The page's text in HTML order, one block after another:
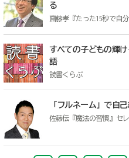
る
齋藤孝『たった15秒で自
すべての子どもの輝
語
読書くらぶ
「フルネーム」で自
佐藤伝『魔法の習慣』セ